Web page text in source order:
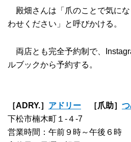
殿畑さんは「爪のことで気に
わせください」と呼びかける。
両店とも完全予約制で、
ルブックから予約する。
［ADRY.］ アドリー ［爪助］
下松市楠木町１-４-7
営業時間：午前９時～午後６時